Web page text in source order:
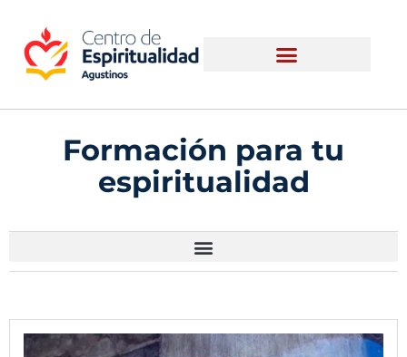
Formación para tu
espiritualidad